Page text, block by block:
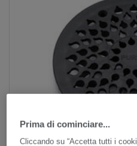
Prima di cominciare...
Cliccando su “Accetta tutti i